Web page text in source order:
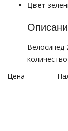
Цвет
Велосипед
Цена